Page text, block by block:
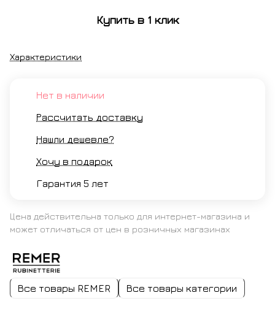
брашированныйКупить в 1 клик
Характеристики
Нет в наличии
Рассчитать доставку
Нашли дешевле?
Хочу в подарок
Гарантия 5 лет
Цена действительна только для интернет-магазина и
может отличаться от цен в розничных магазинах
Все товары REMER Все товары категории